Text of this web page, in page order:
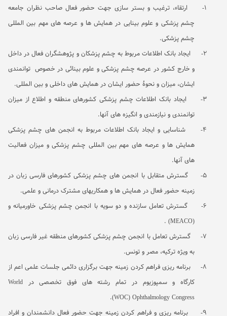
1-
ارتقاء، ترغیب و بستر سازی جهت حضور فعال صاحب نظران جامعه
چشم پزشکی و علوم بینایی در همایش ها و عرصه های مهم بین المللی
چشم پزشکی.
2-
ایجاد بانک اطلاعات مربوط به چشم پزشکان و پژوهشگران فعال در داخل
و خارج کشور در عرصه چشم پزشکی و علوم بینائی در خصوص توانمندی
ایشان، میزان و نحوۀ حضور ایشان در همایش های داخلی و بین المللی.
3-
ایجاد بانک اطلاعات چشم پزشکی کشورهای منطقه و اطلاع از میزان
توانمندی و نیازمندی و انگیزه های آنها.
4-
شناسایی و ایجاد بانک اطلاعات مربوط به انجمن های چشم پزشکی
همایش ها و عرصه های مهم بین المللی چشم پزشکی و میزان فعالیت
های آنها.
5-
گسترش متقابل با انجمن های چشم پزشکی کشورهای فارسی زبان در
زمینه حضور فعال در همایش ها و همکاریهای مشترک درمانی و علمی.
6-
گسترش تعامل سازنده و دو سویه با انجمن چشم پزشکی خاورمیانه و
(MEACO)
.
7-
گسترش تعامل با انجمن چشم پزشکی کشورهای منطقه غیر فارسی زبان
به ویژه ترکیه، مصر و تونس.
8-
برنامه ریزی فراهم کردن زمینه جهت برگزاری دائمی جلسات علمی اعم از
کارگاه و سمپوزیوم در تمام رشته های فوق تخصصی در World
Ophthalmology Congress
(WOC)
.
9-
برنامه ریزی و فراهم کردن زمینه جهت حضور فعال دانشمندان و افراد